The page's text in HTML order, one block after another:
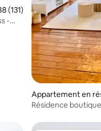
: 5 sur 5
moyenne sur la base
(131)
-
Appartement en
Résidence